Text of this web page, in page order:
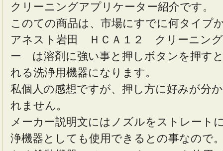
クリーニングアプリケーター紹介です。
このての商品は、市場にすでに何タイ
アネスト岩田 ＨＣＡ１２ クリーニン
ー は溶剤に強い事と押しボタンを押す
れる洗浄用機器になります。
私個人の感想ですが、押し方に好みが分
れません。
メーカー説明文にはノズルをストレート
浄機器としても使用できるとの事なので